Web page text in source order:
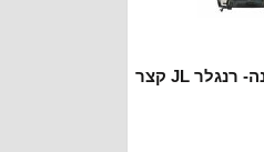
גג קשיח-קבינה- רנגלר JL קצר